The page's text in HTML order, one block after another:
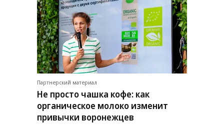
Партнерский материал
Не просто чашка кофе: как
органическое молоко изменит
привычки воронежцев